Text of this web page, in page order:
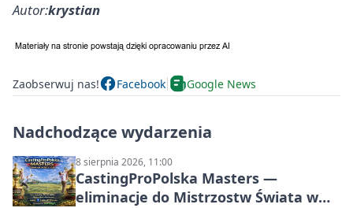
Autor:krystian
Zaobserwuj nas! Facebook Google News
Nadchodzące wydarzenia
8 sierpnia 2026, 11:00
CastingProPolska Masters —
eliminacje do Mistrzostw Świata w